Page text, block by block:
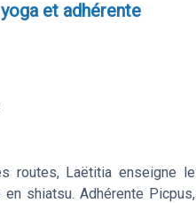
et adhérente
routes, Laëtitia enseigne le
shiatsu. Adhérente Picpus,